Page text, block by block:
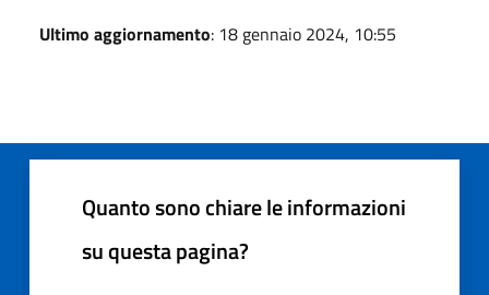
Ultimo aggiornamento: 18 gennaio 2024, 10:55
Quanto sono chiare le informazioni
su questa pagina?